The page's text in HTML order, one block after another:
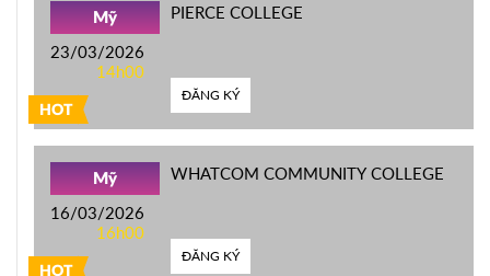
HOT
Mỹ
23/03/2026
14h00
PIERCE COLLEGE
ĐĂNG KÝ
HOT
Mỹ
16/03/2026
16h00
WHATCOM COMMUNITY COLLEGE
ĐĂNG KÝ